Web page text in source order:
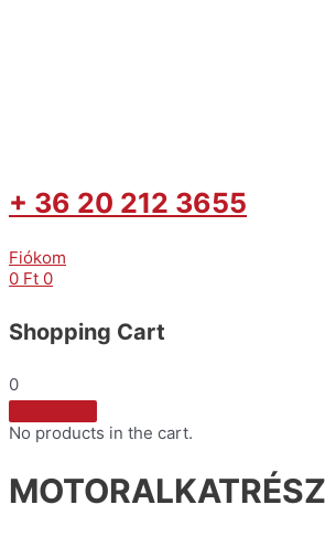
+ 36 20 212 3655
Fiókom
0 Ft 0
Shopping Cart
0
No products in the cart.